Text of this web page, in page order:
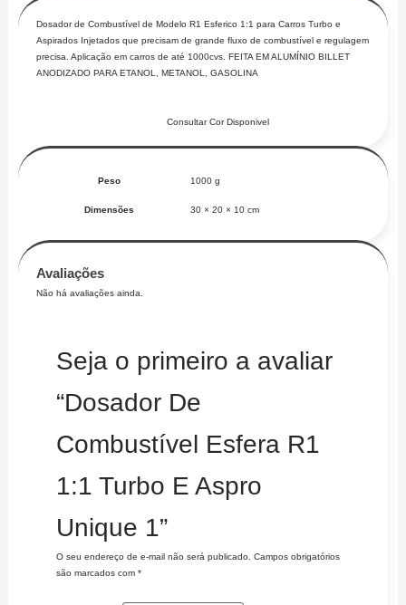
Dosador de Combustível de Modelo R1 Esferico 1:1 para Carros Turbo e
Aspirados Injetados que precisam de grande fluxo de combustível e regulagem
precisa. Aplicação em carros de até 1000cvs. FEITA EM ALUMÍNIO BILLET
ANODIZADO PARA ETANOL, METANOL, GASOLINA
Consultar Cor Disponivel
Peso 1000 g
Dimensões 30 × 20 × 10 cm
Avaliações
Não há avaliações ainda.
Seja o primeiro a avaliar
“Dosador De
Combustível Esfera R1
1:1 Turbo E Aspro
Unique 1”
O seu endereço de e-mail não será publicado.
Campos obrigatórios
são marcados com *